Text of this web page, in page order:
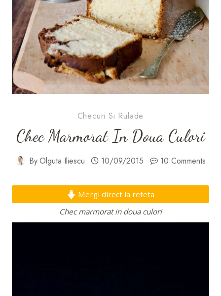
Checuri Si Rulade
Chec Marmorat In Doua Culori
ByOlguta Iliescu 10/09/2015 10 Comments
Mergi direct la reteta
Chec marmorat in doua culori